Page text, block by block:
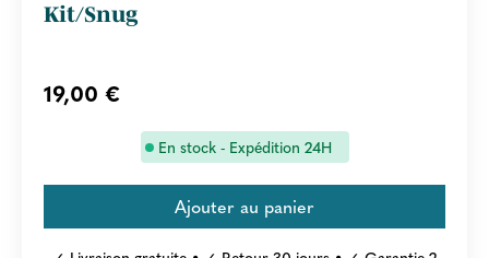
Kit/Snug
19,00 €
En stock - Expédition 24H